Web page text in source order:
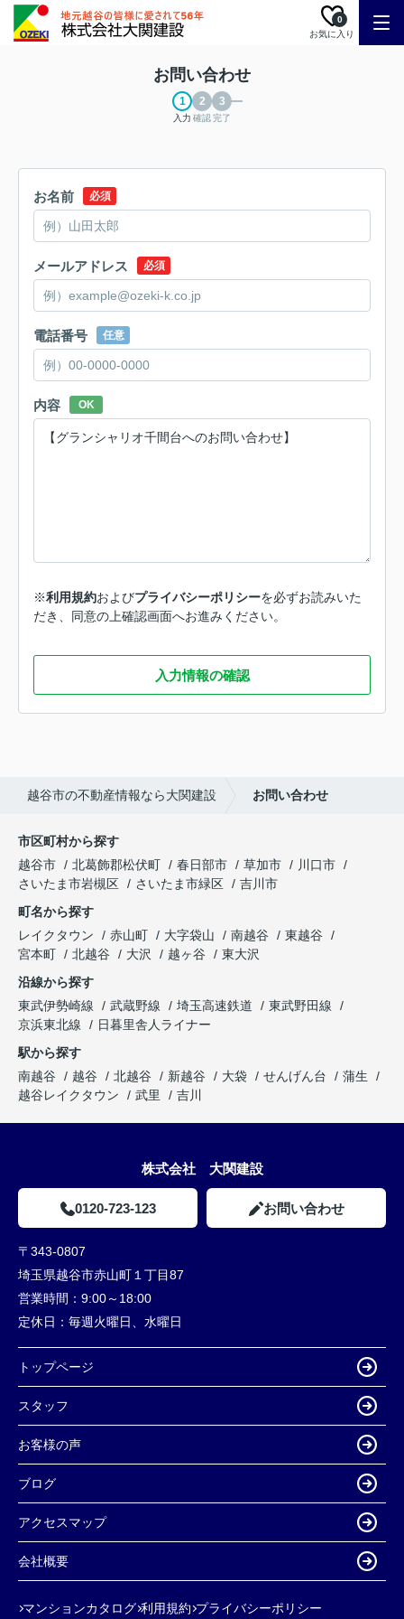
お気に入り
0
お問い合わせ
入力 確認完了
お名前 必須
メールアドレス 必須
電話番号 任意
内容 OK
※利用規約およびプライバシーポリシーを必ずお読みいた
だき、同意の上確認画面へお進みください。
入力情報の確認
越谷市の不動産情報なら大関建設 お問い合わせ
市区町村から探す
越谷市
北葛飾郡松伏町 春日部市 草加市
川口市
さいたま市岩槻区
さいたま市緑区
吉川市
町名から探す
レイクタウン
赤山町 大字袋山 南越谷
東越谷
宮本町
北越谷 大沢 越ヶ谷
東大沢
沿線から探す
東武伊勢崎線
武蔵野線 埼玉高速鉄道
東武野田線
京浜東北線
日暮里舎人ライナー
駅から探す
南越谷
越谷 北越谷 新越谷 大袋 せんげん台
蒲生
越谷レイクタウン
武里 吉川
株式会社 大関建設
0120-723-123 お問い合わせ
〒343-0807
埼玉県越谷市赤山町１丁目87
営業時間： 9:00～18:00
定休日： 毎週火曜日、水曜日
トップページ
スタッフ
お客様の声
ブログ
アクセスマップ
会社概要
マンションカタログ 利用規約 プライバシーポリシー